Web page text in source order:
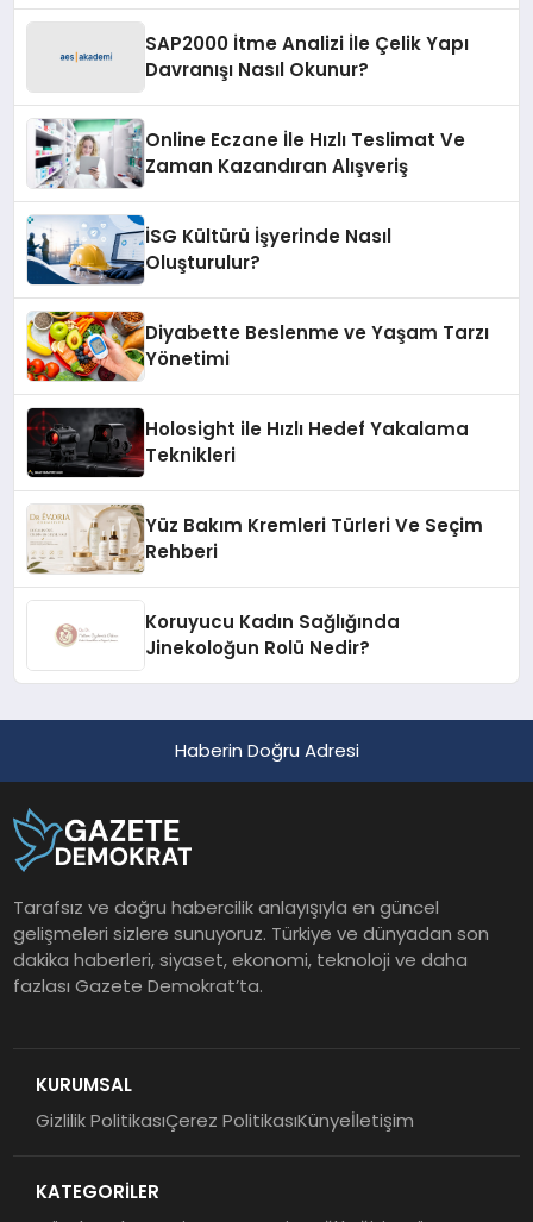
SAP2000 İtme Analizi İle Çelik Yapı
Davranışı Nasıl Okunur?
Online Eczane İle Hızlı Teslimat Ve
Zaman Kazandıran Alışveriş
İSG Kültürü İşyerinde Nasıl
Oluşturulur?
Diyabette Beslenme ve Yaşam Tarzı
Yönetimi
Holosight ile Hızlı Hedef Yakalama
Teknikleri
Yüz Bakım Kremleri Türleri Ve Seçim
Rehberi
Koruyucu Kadın Sağlığında
Jinekoloğun Rolü Nedir?
Haberin Doğru Adresi
Tarafsız ve doğru habercilik anlayışıyla en güncel
gelişmeleri sizlere sunuyoruz. Türkiye ve dünyadan son
dakika haberleri, siyaset, ekonomi, teknoloji ve daha
fazlası Gazete Demokrat’ta.
KURUMSAL
Gizlilik PolitikasıÇerez PolitikasıKünyeİletişim
KATEGORİLER